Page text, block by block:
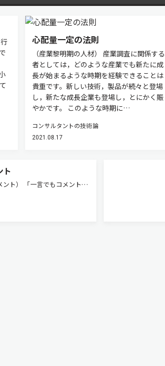
心配量一定の法則
（産業黎明期の人材） 産業調査に関係する
者としては，どのような産業でも新たに成
長が始まるような時期を経験できることは
貴重です。新しい技術，製品が続々と登場
し，新たな成長企業も登場し，とにかく賑
やかです。 このような時期に…
コンサルタントの技術論
2021.08.17
ト
ント） 「一言でもコメント，
ったためか今でも覚えてい
日本語化していますので，